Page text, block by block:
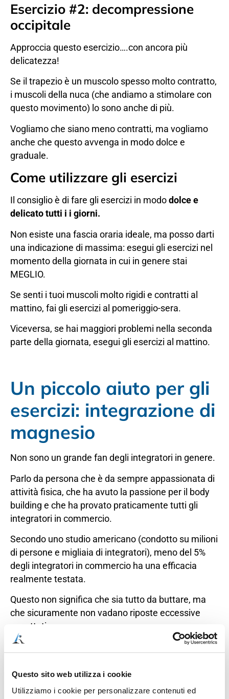
Questo sito web utilizza i cookie
Utilizziamo i cookie per personalizzare contenuti ed
Esercizio #2: decompressione
occipitale
Approccia questo esercizio….con ancora più
delicatezza!
Se il trapezio è un muscolo spesso molto contratto,
i muscoli della nuca (che andiamo a stimolare con
questo movimento) lo sono anche di più.
Vogliamo che siano meno contratti, ma vogliamo
anche che questo avvenga in modo dolce e
graduale.
Come utilizzare gli esercizi
Il consiglio è di fare gli esercizi in modo dolce e
delicato tutti i i giorni.
Non esiste una fascia oraria ideale, ma posso darti
una indicazione di massima: esegui gli esercizi nel
momento della giornata in cui in genere stai
MEGLIO.
Se senti i tuoi muscoli molto rigidi e contratti al
mattino, fai gli esercizi al pomeriggio-sera.
Viceversa, se hai maggiori problemi nella seconda
parte della giornata, esegui gli esercizi al mattino.
Un piccolo aiuto per gli
esercizi: integrazione di
magnesio
Non sono un grande fan degli integratori in genere.
Parlo da persona che è da sempre appassionata di
attività fisica, che ha avuto la passione per il body
building e che ha provato praticamente tutti gli
integratori in commercio.
Secondo uno studio americano (condotto su milioni
di persone e migliaia di integratori), meno del 5%
degli integratori in commercio ha una efficacia
realmente testata.
Questo non significa che sia tutto da buttare, ma
che sicuramente non vadano riposte eccessive
aspettative.
Un integratore efficace, che può esserti di aiuto (ma
magnesio supremo, grazie alle sue ben note
proprietà miorilassanti.